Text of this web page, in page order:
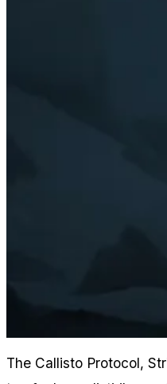
The Callisto Protocol,